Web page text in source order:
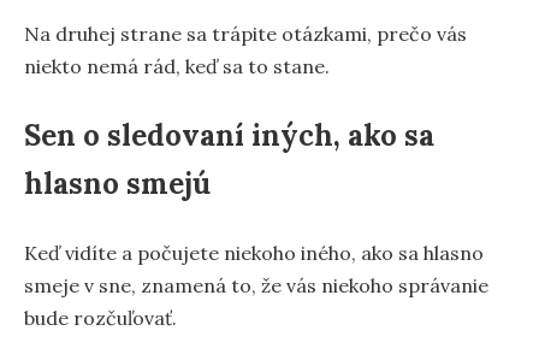
Na druhej strane sa trápite otázkami, prečo vás
niekto nemá rád, keď sa to stane.
Sen o sledovaní iných, ako sa
hlasno smejú
Keď vidíte a počujete niekoho iného, ako sa hlasno
smeje v sne, znamená to, že vás niekoho správanie
bude rozčuľovať.